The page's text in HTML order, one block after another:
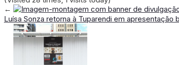
←
Luísa Sonza retorna à Tuparendi em apresentação